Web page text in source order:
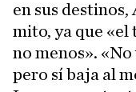
en sus destinos,
mito, ya que
no menos».
pero sí baja al